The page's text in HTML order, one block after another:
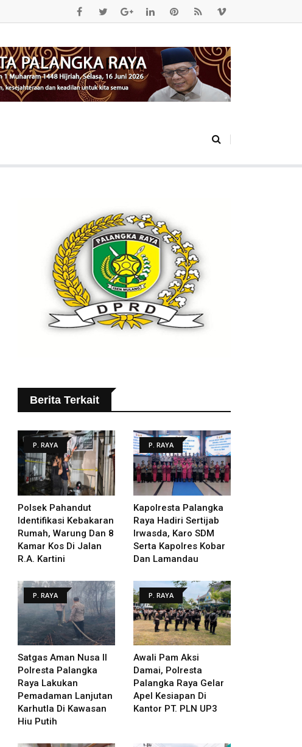
Berita Terkait
P. RAYA
Polsek Pahandut
Identifikasi Kebakaran
Rumah, Warung Dan 8
Kamar Kos Di Jalan
R.A. Kartini
P. RAYA
Kapolresta Palangka
Raya Hadiri Sertijab
Irwasda, Karo SDM
Serta Kapolres Kobar
Dan Lamandau
P. RAYA
Satgas Aman Nusa II
Polresta Palangka
Raya Lakukan
Pemadaman Lanjutan
Karhutla Di Kawasan
Hiu Putih
P. RAYA
Awali Pam Aksi
Damai, Polresta
Palangka Raya Gelar
Apel Kesiapan Di
Kantor PT. PLN UP3